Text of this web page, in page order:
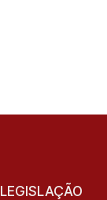
LEGISLAÇÃO